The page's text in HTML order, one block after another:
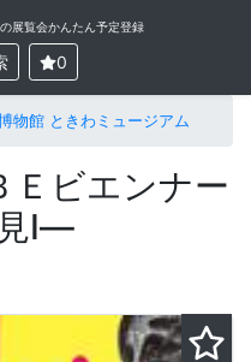
展覧会かんたん予定登録
0
物館 ときわミュージアム
ビエンナー
Ⅰ—